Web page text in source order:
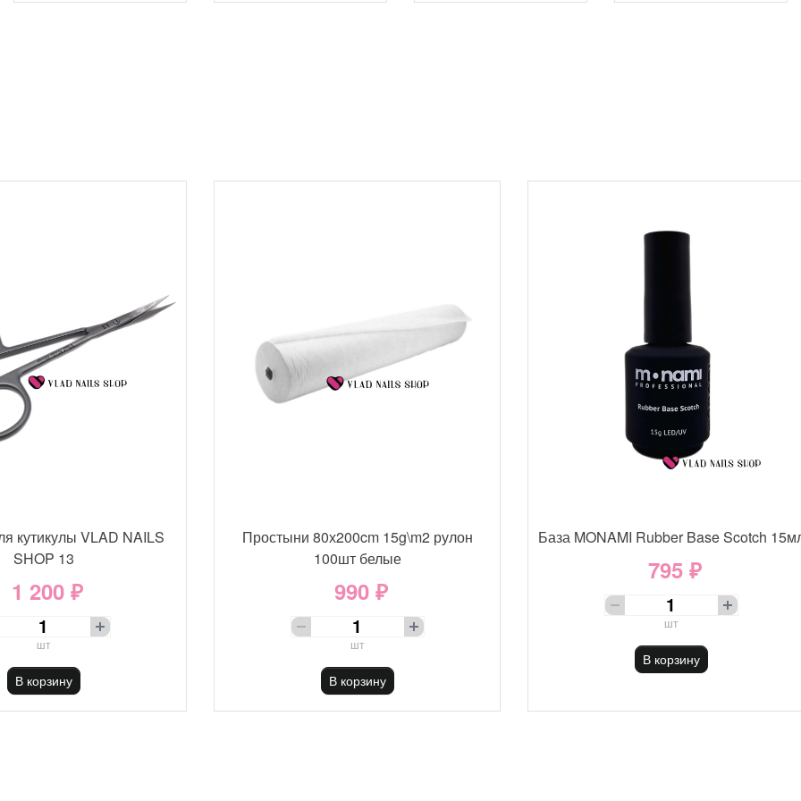
кутикулы VLAD NAILS
SHOP 13
1 200 ₽
шт
В корзину
Простыни 80х200cm 15g\m2 рулон
100шт белые
990 ₽
шт
В корзину
База MONAMI Rubber Base Scotch
795 ₽
шт
В корзину